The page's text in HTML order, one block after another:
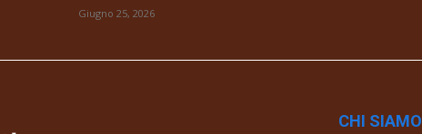
Giugno 25, 2026
CHI SIAMO